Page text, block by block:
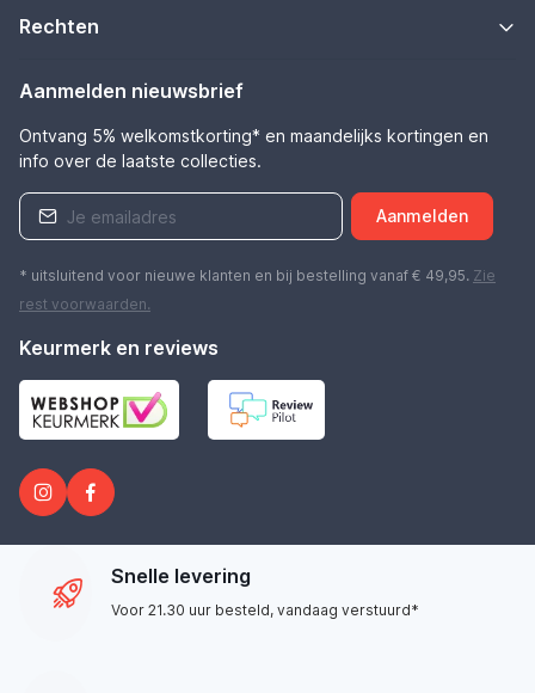
Rechten
Aanmelden nieuwsbrief
Ontvang 5% welkomstkorting* en maandelijks kortingen en
info over de laatste collecties.
Aanmelden
* uitsluitend voor nieuwe klanten en bij bestelling vanaf € 49,95. Zie
rest voorwaarden.
Keurmerk en reviews
Snelle levering
Voor 21.30 uur besteld, vandaag verstuurd*